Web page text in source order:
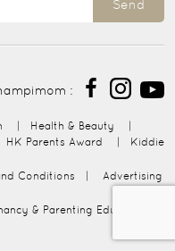
Send
:
| Health & Beauty
|
HK Parents Award | Kiddie
Conditions | Advertising
& Parenting Education